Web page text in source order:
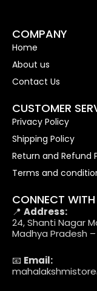
COMPANY
Home
About us
Contact Us
CUSTOMER
Privacy Policy
Shipping Policy
Return and Refund
Terms and
CONNECT WITH
📍 Address:
24, Shanti Nagar
Madhya Pradesh –
📧 Email: